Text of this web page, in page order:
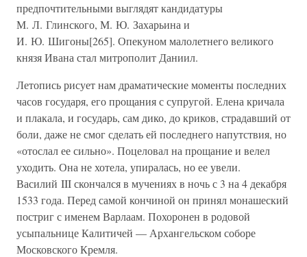
предпочтительными выглядят кандидатуры
М. Л. Глинского, М. Ю. Захарьина и
И. Ю. Шигоны[265]. Опекуном малолетнего великого
князя Ивана стал митрополит Даниил.
Летопись рисует нам драматические моменты последних
часов государя, его прощания с супругой. Елена кричала
и плакала, и государь, сам дико, до криков, страдавший от
боли, даже не смог сделать ей последнего напутствия, но
«отослал ее сильно». Поцеловал на прощание и велел
уходить. Она не хотела, упиралась, но ее увели.
Василий III скончался в мучениях в ночь с 3 на 4 декабря
1533 года. Перед самой кончиной он принял монашеский
постриг с именем Варлаам. Похоронен в родовой
усыпальнице Калитичей — Архангельском соборе
Московского Кремля.